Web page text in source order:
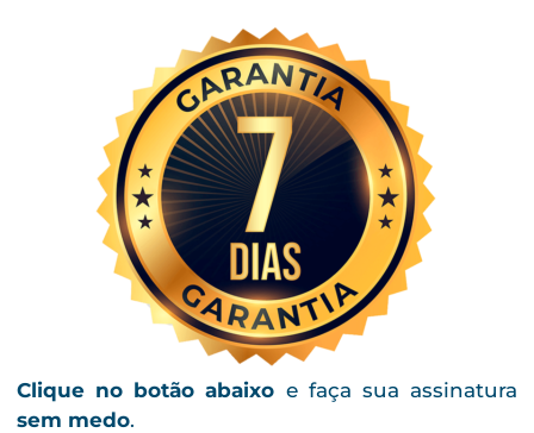
Clique no botão abaixo e faça sua assinatura
sem medo.